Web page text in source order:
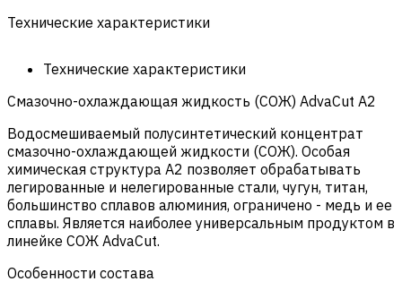
Технические характеристики
Технические характеристики
Смазочно-охлаждающая жидкость (СОЖ) AdvaСut A2
Водосмешиваемый полусинтетический концентрат
смазочно-охлаждающей жидкости (СОЖ). Особая
химическая структура A2 позволяет обрабатывать
легированные и нелегированные стали, чугун, титан,
большинство сплавов алюминия, ограничено - медь и ее
сплавы. Является наиболее универсальным продуктом в
линейке СОЖ AdvaСut.
Особенности состава